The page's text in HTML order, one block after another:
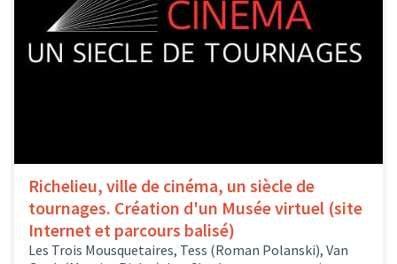
Richelieu, ville de cinéma, un siècle de
tournages. Création d'un Musée virtuel (site
Internet et parcours balisé)
Les Trois Mousquetaires, Tess (Roman Polanski), Van